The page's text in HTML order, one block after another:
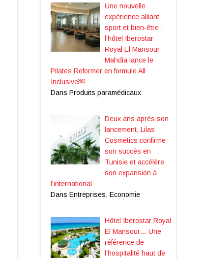
Une nouvelle
expérience alliant
sport et bien-être :
l’hôtel Iberostar
Royal El Mansour
Mahdia lance le
Pilates Reformer en formule All
Inclusive￼
Dans Produits paramédicaux
Deux ans après son
lancement, Lilas
Cosmetics confirme
son succès en
Tunisie et accélère
son expansion à
l’international
Dans Entreprises, Economie
Hôtel Iberostar Royal
El Mansour… Une
référence de
l’hospitalité haut de